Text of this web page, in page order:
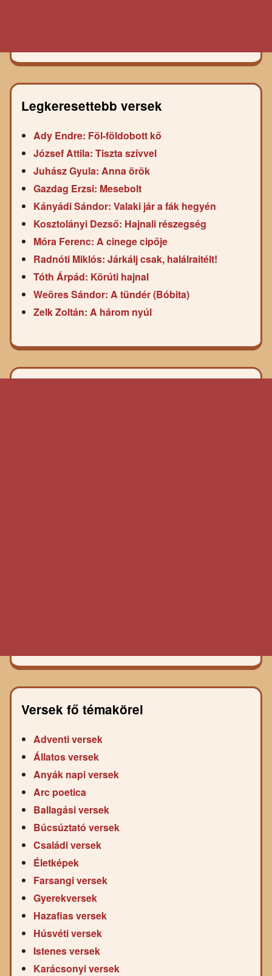
Legkeresettebb versek
Ady Endre: Föl-földobott kő
József Attila: Tiszta szívvel
Juhász Gyula: Anna örök
Gazdag Erzsi: Mesebolt
Kányádi Sándor: Valaki jár a fák hegyén
Kosztolányi Dezső: Hajnali részegség
Móra Ferenc: A cinege cipője
Radnóti Miklós: Járkálj csak, halálraitélt!
Tóth Árpád: Körúti hajnal
Weöres Sándor: A tündér (Bóbita)
Zelk Zoltán: A három nyúl
Versek fő témakörei
Adventi versek
Állatos versek
Anyák napi versek
Arc poetica
Ballagási versek
Búcsúztató versek
Családi versek
Életképek
Farsangi versek
Gyerekversek
Hazafias versek
Húsvéti versek
Istenes versek
Karácsonyi versek